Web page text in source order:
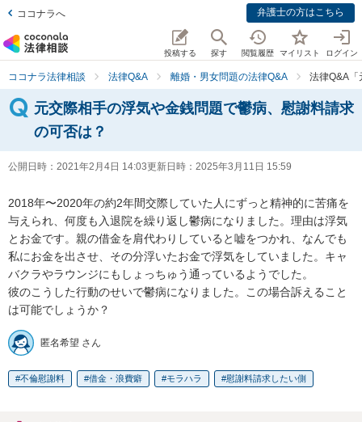
ココナラへ 弁護士の方はこちら
投稿する 探す 閲覧履歴 マイリスト ログイン
ココナラ法律相談 法律Q&A 離婚・男女問題の法律Q&A 法律Q&A
元交際相手の浮気や金銭問題で鬱病、慰謝料請求
の可否は？
公開日時： 2021年2月4日 14:03更新日時： 2025年3月11日 15:59
2018年〜2020年の約2年間交際していた人にずっと精神的に苦痛を
与えられ、何度も入退院を繰り返し鬱病になりました。理由は浮気
とお金です。親の借金を肩代わりしていると嘘をつかれ、なんでも
私にお金を出させ、その分浮いたお金で浮気をしていました。キャ
バクラやラウンジにもしょっちゅう通っているようでした。
彼のこうした行動のせいで鬱病になりました。この場合訴えること
は可能でしょうか？
匿名希望 さん
不倫慰謝料 借金・浪費癖 モラハラ 慰謝料請求したい側